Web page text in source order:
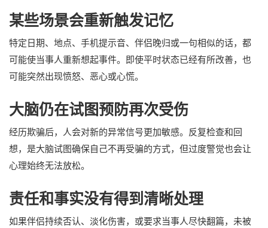
某些场景会重新触发记忆
特定日期、地点、手机提示音、伴侣晚归或一句相似的话，都
可能使当事人重新想起事件。即使平时状态已经有所改善，也
可能突然出现愤怒、恶心或心慌。
大脑仍在试图预防再次受伤
经历欺骗后，人会对新的异常信号更加敏感。反复检查和回
想，是大脑试图确保自己不再受骗的方式，但过度警觉也会让
心理始终无法放松。
责任和事实没有得到清晰处理
如果伴侣持续否认、淡化伤害，或要求当事人尽快翻篇，未被